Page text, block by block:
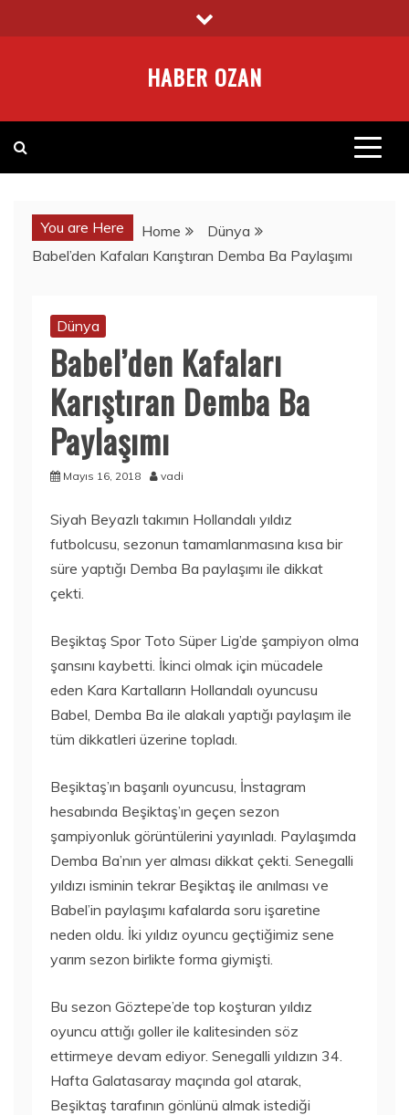
to
HABER OZAN
You are Here Home
Dünya
Babel’den Kafaları Karıştıran Demba Ba Paylaşımı
Dünya
Babel’den Kafaları
Karıştıran Demba Ba
Paylaşımı
Mayıs 16, 2018 vadi
Siyah Beyazlı takımın Hollandalı yıldız
futbolcusu, sezonun tamamlanmasına kısa bir
süre yaptığı Demba Ba paylaşımı ile dikkat
çekti.
Beşiktaş Spor Toto Süper Lig’de şampiyon olma
şansını kaybetti. İkinci olmak için mücadele
eden Kara Kartalların Hollandalı oyuncusu
Babel, Demba Ba ile alakalı yaptığı paylaşım ile
tüm dikkatleri üzerine topladı.
Beşiktaş’ın başarılı oyuncusu, İnstagram
hesabında Beşiktaş’ın geçen sezon
şampiyonluk görüntülerini yayınladı. Paylaşımda
Demba Ba’nın yer alması dikkat çekti. Senegalli
yıldızı isminin tekrar Beşiktaş ile anılması ve
Babel’in paylaşımı kafalarda soru işaretine
neden oldu. İki yıldız oyuncu geçtiğimiz sene
yarım sezon birlikte forma giymişti.
Bu sezon Göztepe’de top koşturan yıldız
oyuncu attığı goller ile kalitesinden söz
ettirmeye devam ediyor. Senegalli yıldızın 34.
Hafta Galatasaray maçında gol atarak,
Beşiktaş tarafının gönlünü almak istediği